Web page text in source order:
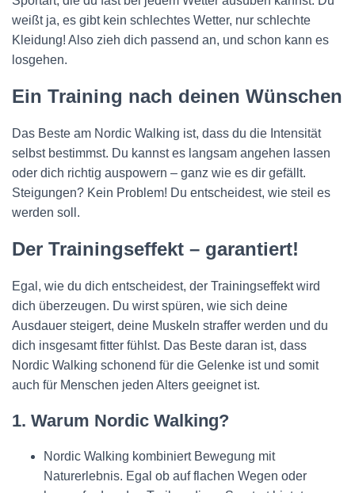
weißt ja, es gibt kein schlechtes Wetter, nur schlechte
Kleidung! Also zieh dich passend an, und schon kann es
losgehen.
Ein Training nach deinen Wünschen
Das Beste am Nordic Walking ist, dass du die Intensität
selbst bestimmst. Du kannst es langsam angehen lassen
oder dich richtig auspowern – ganz wie es dir gefällt.
Steigungen? Kein Problem! Du entscheidest, wie steil es
werden soll.
Der Trainingseffekt – garantiert!
Egal, wie du dich entscheidest, der Trainingseffekt wird
dich überzeugen. Du wirst spüren, wie sich deine
Ausdauer steigert, deine Muskeln straffer werden und du
dich insgesamt fitter fühlst. Das Beste daran ist, dass
Nordic Walking schonend für die Gelenke ist und somit
auch für Menschen jeden Alters geeignet ist.
1. Warum Nordic Walking?
Nordic Walking kombiniert Bewegung mit
Naturerlebnis. Egal ob auf flachen Wegen oder